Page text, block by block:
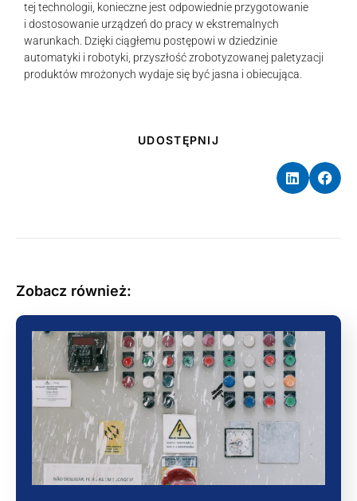
tej technologii, konieczne jest odpowiednie przygotowanie
i dostosowanie urządzeń do pracy w ekstremalnych
warunkach. Dzięki ciągłemu postępowi w dziedzinie
automatyki i robotyki, przyszłość zrobotyzowanej paletyzacji
produktów mrożonych wydaje się być jasna i obiecująca.
UDOSTĘPNIJ
Zobacz również: